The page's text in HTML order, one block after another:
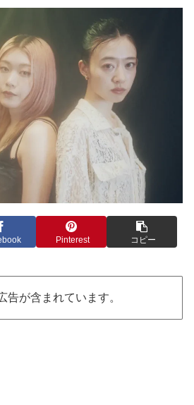
Pinterest コピー
告が含まれています。